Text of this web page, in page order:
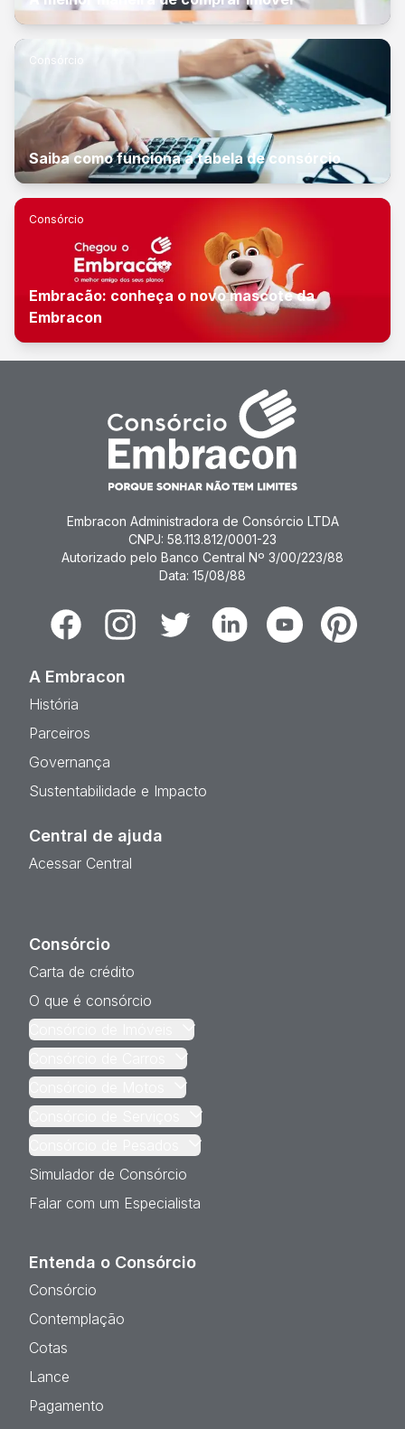
Consórcio
Saiba como funciona a tabela de consórcio
Consórcio
Embracão: conheça o novo mascote da
Embracon
Embracon Administradora de Consórcio LTDA
CNPJ: 58.113.812/0001-23
Autorizado pelo Banco Central Nº 3/00/223/88
Data: 15/08/88
FacebookInstagramTwitter LinkedinYoutubePinterest
A Embracon
História
Parceiros
Governança
Sustentabilidade e Impacto
Central de ajuda
Acessar Central
Consórcio
Carta de crédito
O que é consórcio
Simulador de Consórcio
Falar com um Especialista
Entenda o Consórcio
Consórcio
Contemplação
Cotas
Lance
Pagamento